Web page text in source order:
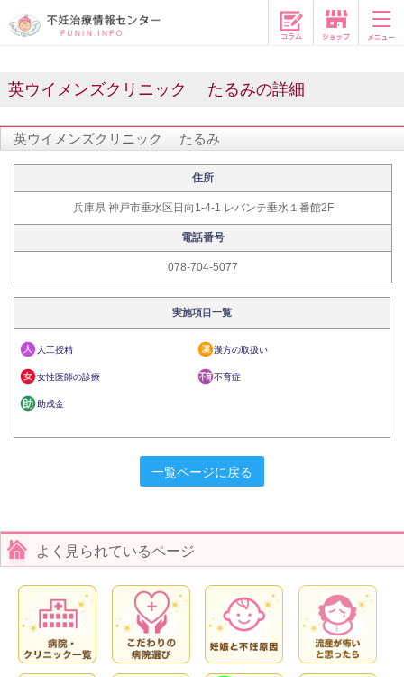
コラム
英ウイメンズクリニック たるみの詳細
英ウイメンズクリニック たるみ
住所
兵庫県 神戸市垂水区日向1-4-1 レバンテ垂水１番館2F
電話番号
078-704-5077
実施項目一覧
人工授精 漢方の取扱い
女性医師の診療 不育症
助成金
一覧ページに戻る
よく見られているページ